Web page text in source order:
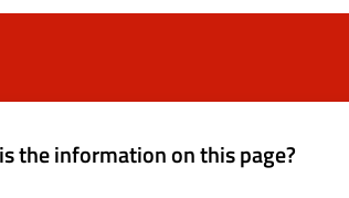
the information on this page?